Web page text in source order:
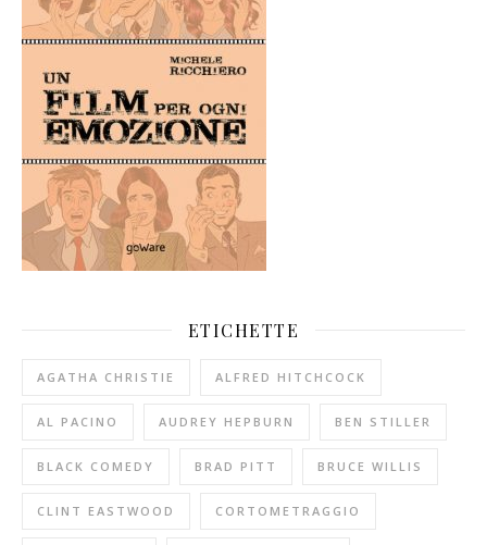
ETICHETTE
AGATHA CHRISTIE ALFRED HITCHCOCK
AL PACINO AUDREY HEPBURN BEN STILLER
BLACK COMEDY BRAD PITT BRUCE WILLIS
CLINT EASTWOOD CORTOMETRAGGIO